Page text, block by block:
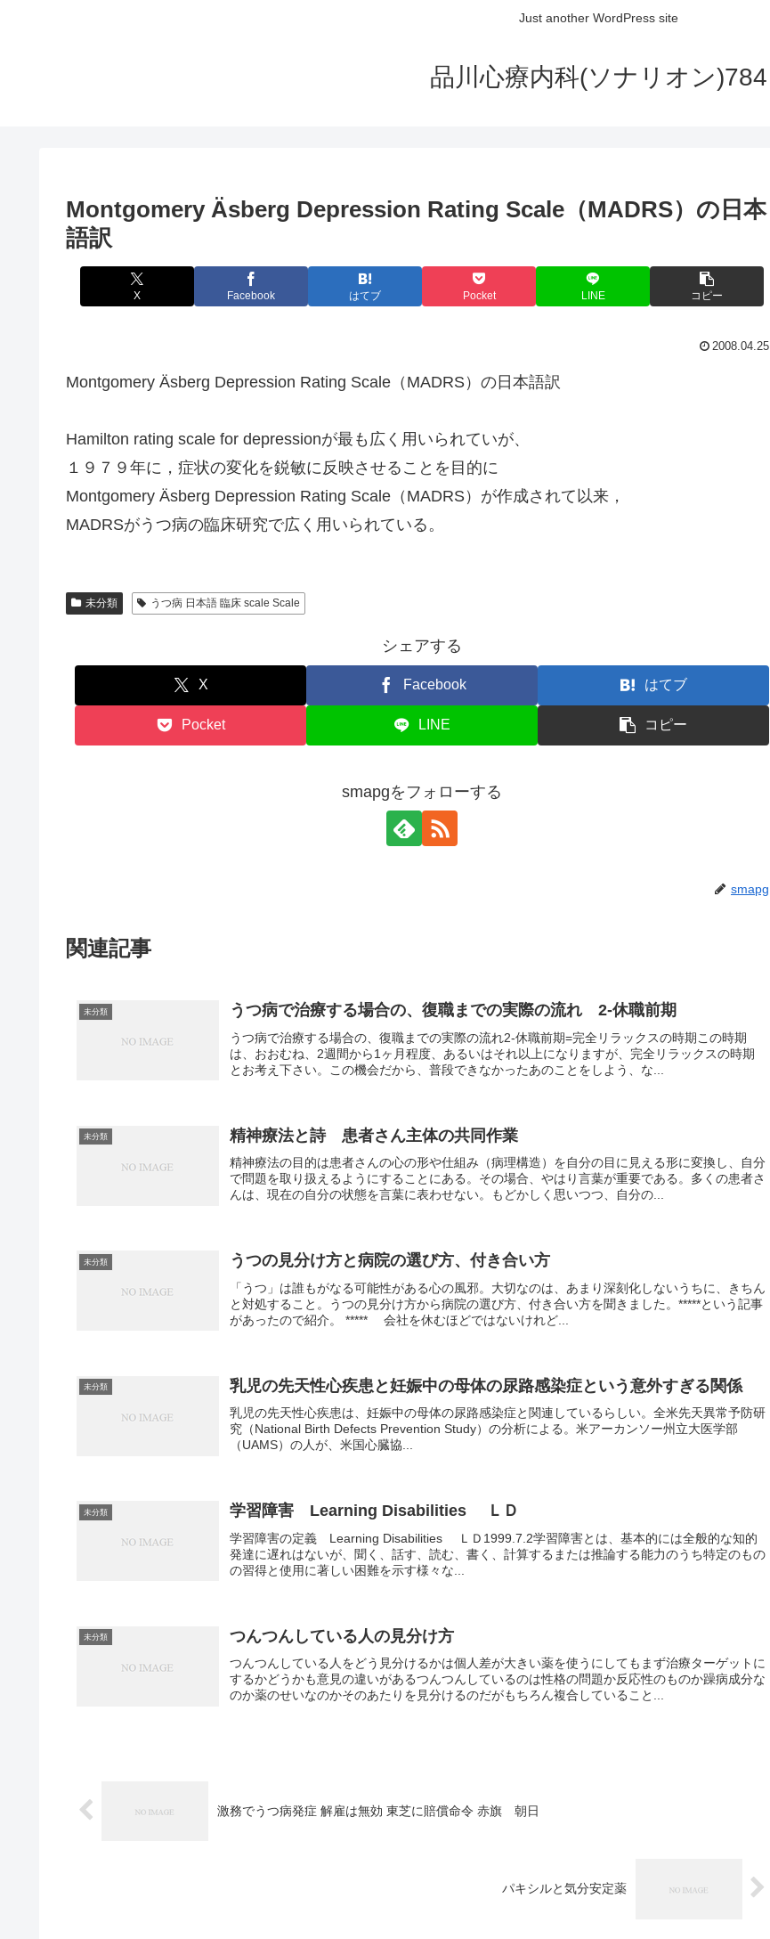
Just another WordPress site
品川心療内科(ソナリオン)784
Montgomery Äsberg Depression Rating Scale（MADRS）の日本
語訳
X Facebook はてブ Pocket LINE コピー
2008.04.25
Montgomery Äsberg Depression Rating Scale（MADRS）の日本語訳
Hamilton rating scale for depressionが最も広く用いられていが、
１９７９年に，症状の変化を鋭敏に反映させることを目的に
Montgomery Äsberg Depression Rating Scale（MADRS）が作成されて以来，
MADRSがうつ病の臨床研究で広く用いられている。
未分類 うつ病 日本語 臨床 scale Scale
シェアする
X Facebook はてブ
Pocket LINE コピー
smapgをフォローする
smapg
関連記事
未分類 うつ病で治療する場合の、復職までの実際の流れ 2-休職前期
うつ病で治療する場合の、復職までの実際の流れ2-休職前期=完全リラックスの時期この時期
は、おおむね、2週間から1ヶ月程度、あるいはそれ以上になりますが、完全リラックスの時期
とお考え下さい。この機会だから、普段できなかったあのことをしよう、な...
未分類 精神療法と詩 患者さん主体の共同作業
精神療法の目的は患者さんの心の形や仕組み（病理構造）を自分の目に見える形に変換し、自分
で問題を取り扱えるようにすることにある。その場合、やはり言葉が重要である。多くの患者さ
んは、現在の自分の状態を言葉に表わせない。もどかしく思いつつ、自分の...
未分類 うつの見分け方と病院の選び方、付き合い方
「うつ」は誰もがなる可能性がある心の風邪。大切なのは、あまり深刻化しないうちに、きちん
と対処すること。うつの見分け方から病院の選び方、付き合い方を聞きました。*****という記事
があったので紹介。 ***** 会社を休むほどではないけれど...
未分類 乳児の先天性心疾患と妊娠中の母体の尿路感染症という意外すぎる関係
乳児の先天性心疾患は、妊娠中の母体の尿路感染症と関連しているらしい。全米先天異常予防研
究（National Birth Defects Prevention Study）の分析による。米アーカンソー州立大医学部
（UAMS）の人が、米国心臓協...
未分類 学習障害 Learning Disabilities ＬＤ
学習障害の定義 Learning Disabilities ＬＤ1999.7.2学習障害とは、基本的には全般的な知的
発達に遅れはないが、聞く、話す、読む、書く、計算するまたは推論する能力のうち特定のもの
の習得と使用に著しい困難を示す様々な...
未分類 つんつんしている人の見分け方
つんつんしている人をどう見分けるかは個人差が大きい薬を使うにしてもまず治療ターゲットに
するかどうかも意見の違いがあるつんつんしているのは性格の問題か反応性のものか躁病成分な
のか薬のせいなのかそのあたりを見分けるのだがもちろん複合していること...
激務でうつ病発症 解雇は無効 東芝に賠償命令 赤旗 朝日
パキシルと気分安定薬